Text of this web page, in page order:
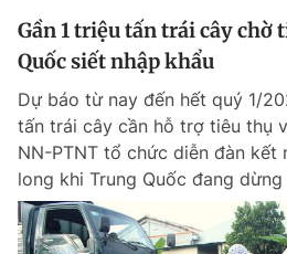
Gần 1 triệu tấn trái cây
Quốc siết nhập khẩu
Dự báo từ nay đến hết quý 1/
tấn trái cây cần hỗ trợ tiêu thụ
NN-PTNT tổ chức diễn đàn kết
long khi Trung Quốc đang